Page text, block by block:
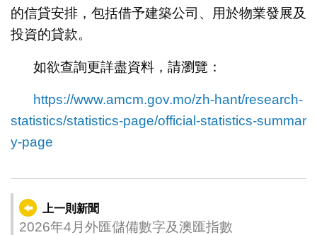
的信貸安排，包括借予建築公司、用於物業發展及
投資的貸款。
如欲查詢更詳盡資料，請瀏覽：
https://www.amcm.gov.mo/zh-hant/research-
statistics/statistics-page/official-statistics-summar
y-page
上一則新聞
2026年4月外匯儲備數字及澳匯指數